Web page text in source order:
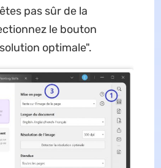
pas sûr de la
le bouton
optimale".